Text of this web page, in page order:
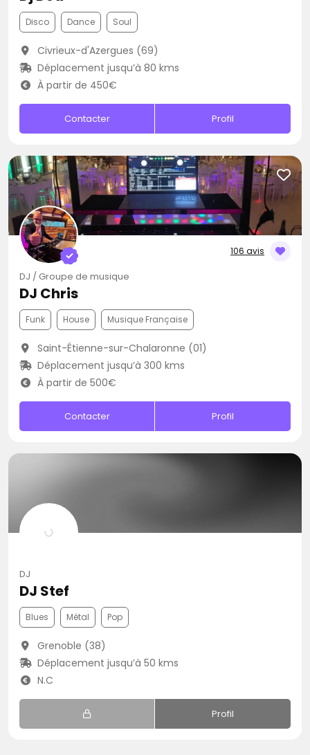
Disco Dance Soul
Civrieux-d'Azergues (69)
Déplacement jusqu’à 80 kms
À partir de 450€
Contacter Profil
106 avis
DJ / Groupe de musique
DJ Chris
Funk House Musique Française
Saint-Étienne-sur-Chalaronne (01)
Déplacement jusqu’à 300 kms
À partir de 500€
Contacter Profil
DJ
DJ Stef
Blues Métal Pop
Grenoble (38)
Déplacement jusqu’à 50 kms
N.C
Profil